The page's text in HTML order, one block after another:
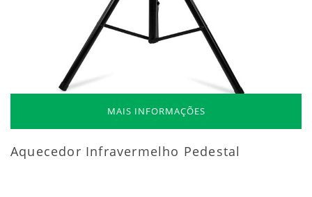
MAIS INFORMAÇÕES
Aquecedor Infravermelho Pedestal